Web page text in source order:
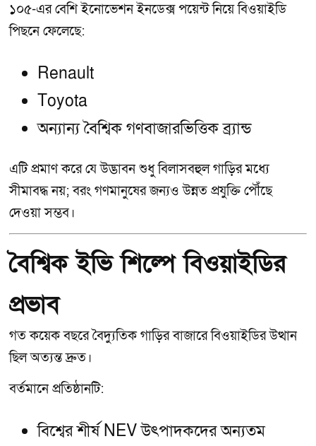
১০৫-এর বেশি ইনোভেশন ইনডেক্স পয়েন্ট নিয়ে বিওয়াইডি
পিছনে ফেলেছে:
Renault
Toyota
অন্যান্য বৈশ্বিক গণবাজারভিত্তিক ব্র্যান্ড
এটি প্রমাণ করে যে উদ্ভাবন শুধু বিলাসবহুল গাড়ির মধ্যে
সীমাবদ্ধ নয়; বরং গণমানুষের জন্যও উন্নত প্রযুক্তি পৌঁছে
দেওয়া সম্ভব।
বৈশ্বিক ইভি শিল্পে বিওয়াইডির
প্রভাব
গত কয়েক বছরে বৈদ্যুতিক গাড়ির বাজারে বিওয়াইডির উত্থান
ছিল অত্যন্ত দ্রুত।
বর্তমানে প্রতিষ্ঠানটি:
বিশ্বের শীর্ষ NEV উৎপাদকদের অন্যতম